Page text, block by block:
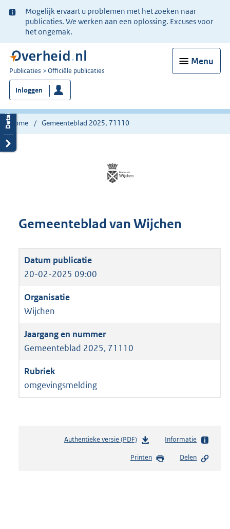
Ter
informatie:
Mogelijk ervaart u problemen met het zoeken naar
publicaties. We werken aan een oplossing. Excuses voor
het ongemak.
Menu
U
bent
nu
hier:
Publicaties Officiële publicaties
Inloggen
Home Gemeenteblad 2025, 71110
Gemeenteblad van Wijchen
20-02-2025 09:00
Wijchen
Gemeenteblad 2025, 71110
omgevingsmelding
Authentieke versie (PDF)b
s
Informatie
Printen Delen